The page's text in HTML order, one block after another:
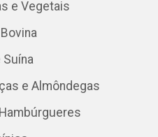
e Vegetais
Suína
e Almôndegas